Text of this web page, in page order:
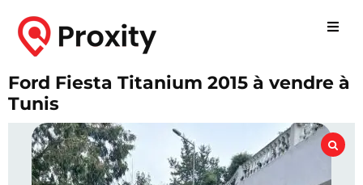
Ford Fiesta Titanium 2015 à vendre à
Tunis